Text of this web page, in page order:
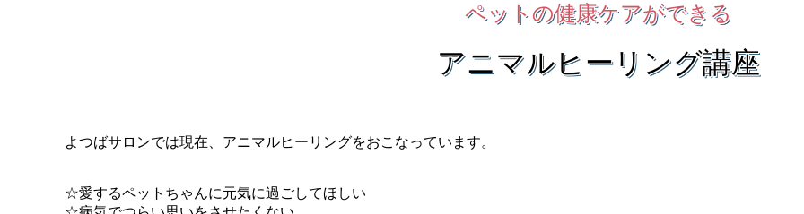
ペットの健康ケアができる
アニマルヒーリング講座
よつばサロンでは現在、アニマルヒーリングをおこなっています。
☆愛するペットちゃんに元気に過ごしてほしい